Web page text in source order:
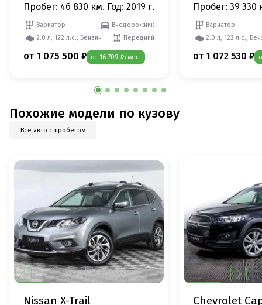
Пробег: 46 830 км. Год: 2019 г.
Вариатор
Внедорожник
2.0 л, 122 л.с., Бензин
Передний
от 1 075 500 ₽ от 16 709 ₽/мес.
Пробег: 39 330
Вариатор
2.0 л, 122 л.с.,
от 1 072 530 ₽
Похожие модели по кузову
Все авто с пробегом
Nissan X-Trail Chevrolet